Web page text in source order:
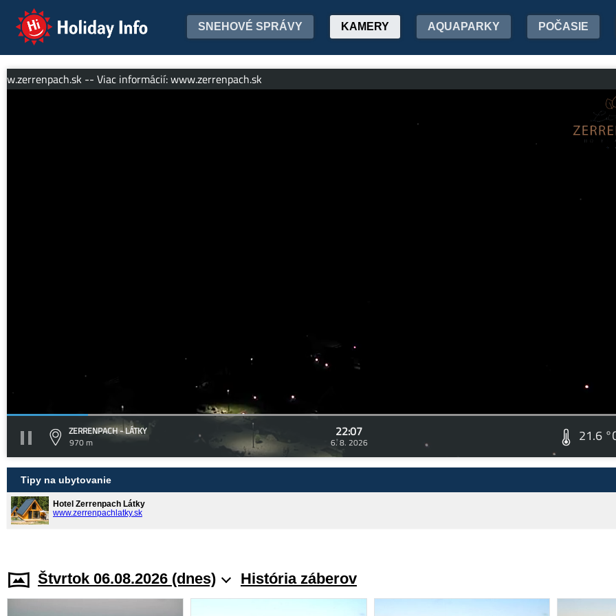
Holiday Info SNEHOVÉ SPRÁVY KAMERY AQUAPARKY POČASIE
-- Viac informácií: www.zerrenpach.sk
ZERRENPACH - LÁTKY
970 m
22:07
6. 8. 2026 21.6
Tipy na ubytovanie
Hotel Zerrenpach Látky
www.zerrenpachlatky.sk
Štvrtok 06.08.2026 (dnes) História záberov